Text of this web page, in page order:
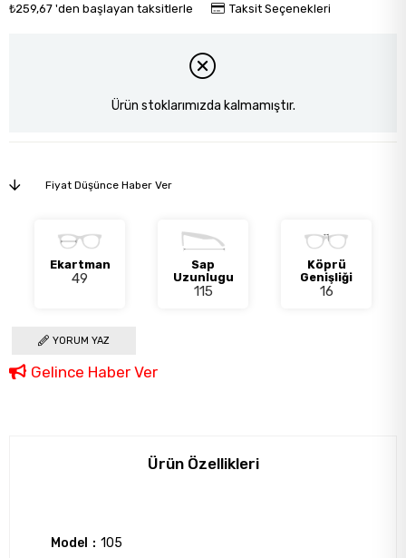
₺259,67 'den başlayan taksitlerle Taksit Seçenekleri
Ürün stoklarımızda kalmamıştır.
Fiyat Düşünce Haber Ver
Ekartman
49
Sap
Uzunlugu
115
Köprü
Genişliği
16
YORUM YAZ
Gelince Haber Ver
Ürün Özellikleri
Model 105